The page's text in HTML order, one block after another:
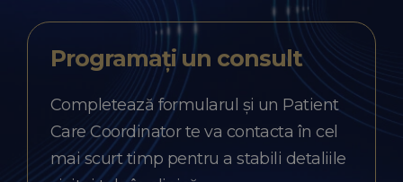
Programațiun consult
Completează formularul și un Patient
Care Coordinator te va contacta în cel
mai scurt timp pentru a stabili detaliile